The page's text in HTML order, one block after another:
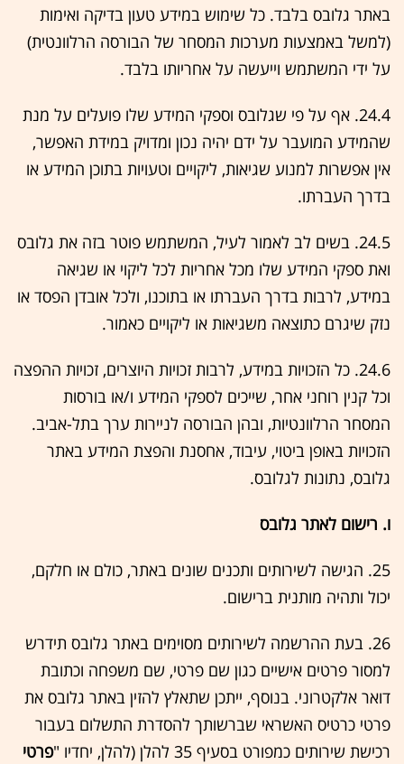
באתר גלובס בלבד. כל שימוש במידע טעון בדיקה ואימות
(למשל באמצעות מערכות המסחר של הבורסה הרלוונטית)
על ידי המשתמש וייעשה על אחריותו בלבד.
24.4. אף על פי שגלובס וספקי המידע שלו פועלים על מנת
שהמידע המועבר על ידם יהיה נכון ומדויק במידת האפשר,
אין אפשרות למנוע שגיאות, ליקויים וטעויות בתוכן המידע או
בדרך העברתו.
24.5. בשים לב לאמור לעיל, המשתמש פוטר בזה את גלובס
ואת ספקי המידע שלו מכל אחריות לכל ליקוי או שגיאה
במידע, לרבות בדרך העברתו או בתוכנו, ולכל אובדן הפסד או
נזק שיגרם כתוצאה משגיאות או ליקויים כאמור.
24.6. כל הזכויות במידע, לרבות זכויות היוצרים, זכויות ההפצה
וכל קנין רוחני אחר, שייכים לספקי המידע ו/או בורסות
המסחר הרלוונטיות, ובהן הבורסה לניירות ערך בתל-אביב.
הזכויות באופן ביטוי, עיבוד, אחסנת והפצת המידע באתר
גלובס, נתונות לגלובס.
ו. רישום לאתר גלובס
25. הגישה לשירותים ותכנים שונים באתר, כולם או חלקם,
יכול ותהיה מותנית ברישום.
26. בעת ההרשמה לשירותים מסוימים באתר גלובס תידרש
למסור פרטים אישיים כגון שם פרטי, שם משפחה וכתובת
דואר אלקטרוני. בנוסף, ייתכן שתאלץ להזין באתר גלובס את
פרטי כרטיס האשראי שברשותך להסדרת התשלום בעבור
רכישת שירותים כמפורט בסעיף ‏35 להלן (להלן, יחדיו "
פרטי